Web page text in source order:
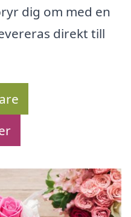
dig om med en
direkt till